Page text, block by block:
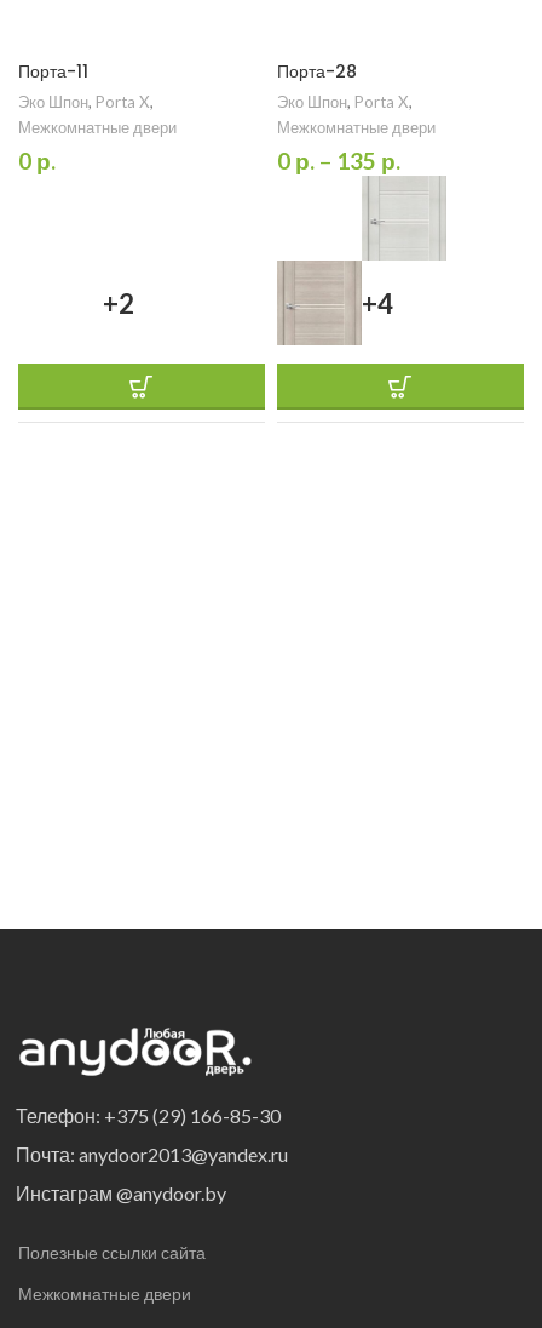
Порта-11
Эко Шпон, Porta X,
Межкомнатные двери
0 р.
+2
Порта-28
Эко Шпон, Porta X,
Межкомнатные двери
0 р. – 135 р.
+4
Телефон: +375 (29) 166-85-30
Почта: anydoor2013@yandex.ru
Инстаграм @anydoor.by
Полезные ссылки сайта
Межкомнатные двери